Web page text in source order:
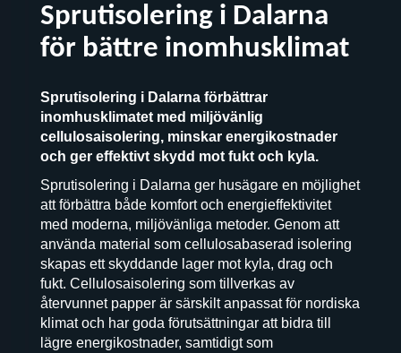
Sprutisolering i Dalarna
för bättre inomhusklimat
Sprutisolering i Dalarna förbättrar
inomhusklimatet med miljövänlig
cellulosaisolering, minskar energikostnader
och ger effektivt skydd mot fukt och kyla.
Sprutisolering i Dalarna ger husägare en möjlighet
att förbättra både komfort och energieffektivitet
med moderna, miljövänliga metoder. Genom att
använda material som cellulosabaserad isolering
skapas ett skyddande lager mot kyla, drag och
fukt. Cellulosaisolering som tillverkas av
återvunnet papper är särskilt anpassat för nordiska
klimat och har goda förutsättningar att bidra till
lägre energikostnader, samtidigt som